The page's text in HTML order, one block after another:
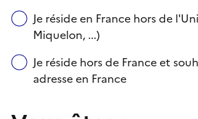
Je réside en France hors de
Miquelon, ...)
Je réside hors de France et
adresse en France